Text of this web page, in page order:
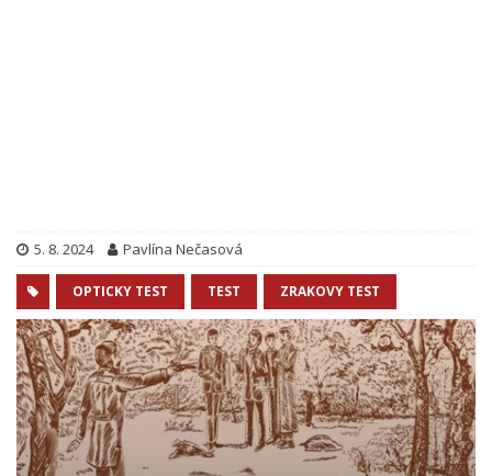
5. 8. 2024 Pavlína Nečasová
OPTICKY TEST TEST ZRAKOVY TEST